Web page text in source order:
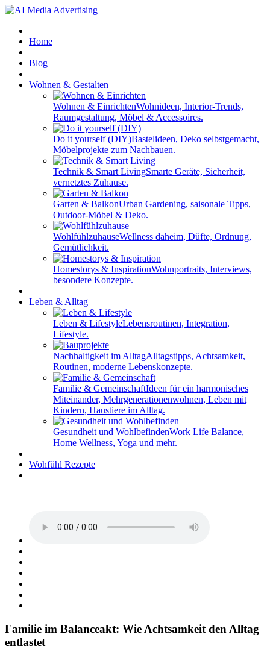
Home
Blog
Wohnen & Gestalten
Wohnen & EinrichtenWohnideen, Interior-Trends,
Raumgestaltung, Möbel & Accessoires.
Do it yourself (DIY)Bastelideen, Deko selbstgemacht,
Möbelprojekte zum Nachbauen.
Technik & Smart LivingSmarte Geräte, Sicherheit,
vernetztes Zuhause.
Garten & BalkonUrban Gardening, saisonale Tipps,
Outdoor-Möbel & Deko.
WohlfühlzuhauseWellness daheim, Düfte, Ordnung,
Gemütlichkeit.
Homestorys & InspirationWohnportraits, Interviews,
besondere Konzepte.
Leben & Alltag
Leben & LifestyleLebensroutinen, Integration,
Lifestyle.
Nachhaltigkeit im AlltagAlltagstipps, Achtsamkeit,
Routinen, moderne Lebenskonzepte.
Familie & GemeinschaftIdeen für ein harmonisches
Miteinander, Mehrgenerationenwohnen, Leben mit
Kindern, Haustiere im Alltag.
Gesundheit und WohlbefindenWork Life Balance,
Home Wellness, Yoga und mehr.
Wohfühl Rezepte
Familie im Balanceakt: Wie Achtsamkeit den Alltag
entlastet